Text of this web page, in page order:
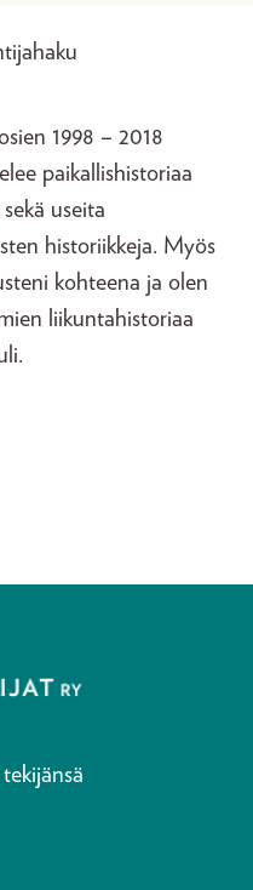
1998 – 2018
paikallishistoriaa
useita
historiikkeja. Myös
kohteena ja olen
liikuntahistoriaa